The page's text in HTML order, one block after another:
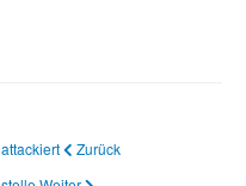
Zurück